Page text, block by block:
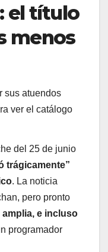
el título
menos
sus atuendos
ver el catálogo
del 25 de junio
trágicamente”
. La noticia
pero pronto
amplia, e incluso
programador